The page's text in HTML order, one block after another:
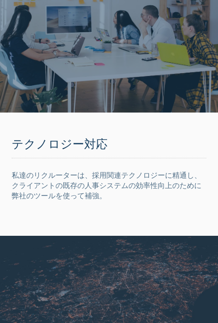
テクノロジー対応
私達のリクルーターは、採用関連テクノロジーに精通し、
クライアントの既存の人事システムの効率性向上のために
弊社のツールを使って補強。